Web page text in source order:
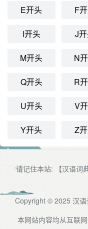
E开头 F
I开头 J
M开头 N
Q开头 R
U开头 V
Y开头 Z
请记住本站: 【汉语词
Copyright © 2025 汉
本网站内容均从互联